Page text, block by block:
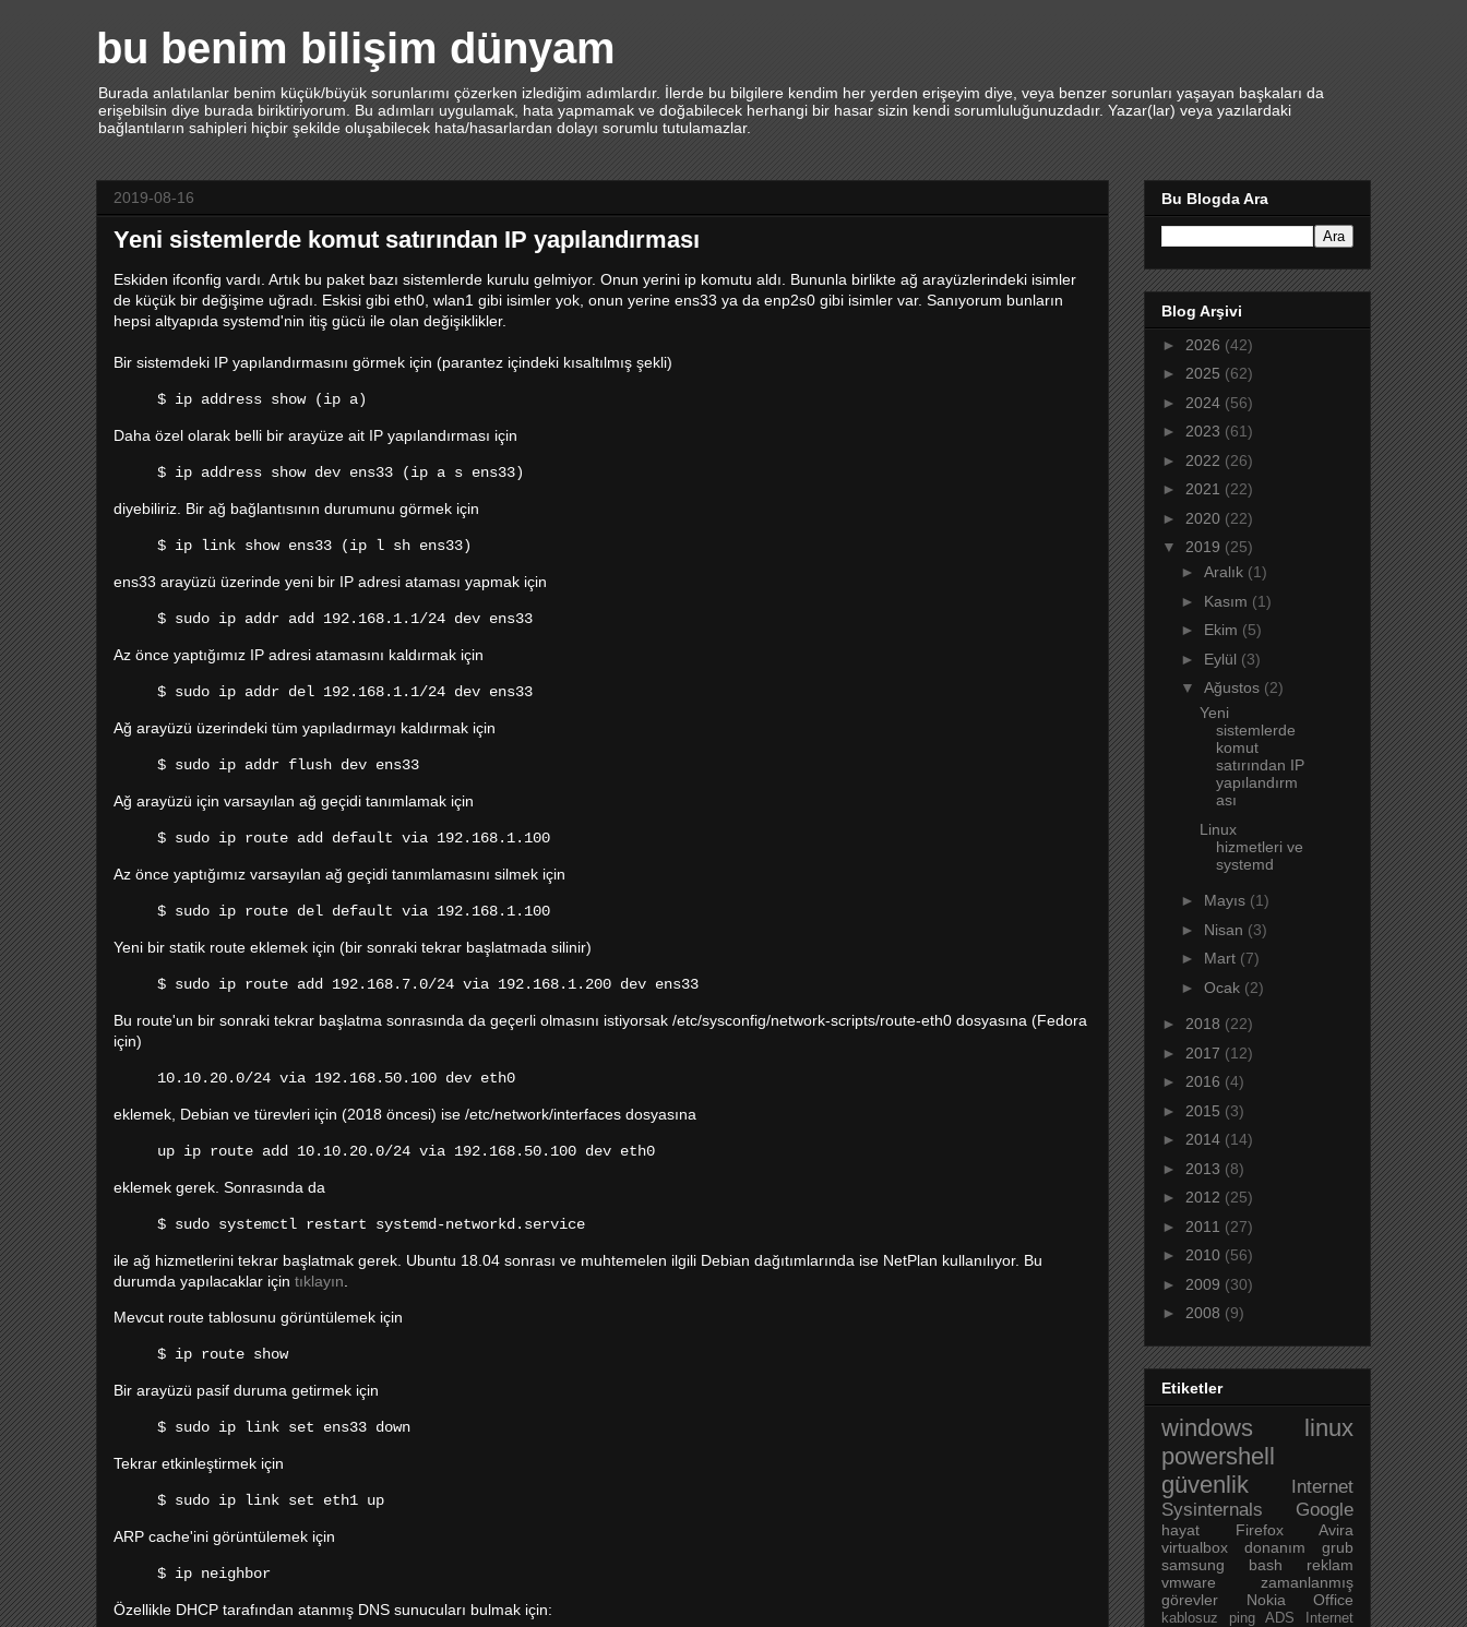
bu benim bilişim dünyam
Burada anlatılanlar benim küçük/büyük sorunlarımı çözerken izlediğim adımlardır. İlerde bu bilgilere kendim her yerden erişeyim diye, veya benzer sorunları yaşayan başkaları da
erişebilsin diye burada biriktiriyorum. Bu adımları uygulamak, hata yapmamak ve doğabilecek herhangi bir hasar sizin kendi sorumluluğunuzdadır. Yazar(lar) veya yazılardaki
bağlantıların sahipleri hiçbir şekilde oluşabilecek hata/hasarlardan dolayı sorumlu tutulamazlar.
2019-08-16
Yeni sistemlerde komut satırından IP yapılandırması
Eskiden ifconfig vardı. Artık bu paket bazı sistemlerde kurulu gelmiyor. Onun yerini ip komutu aldı. Bununla birlikte ağ arayüzlerindeki isimler
de küçük bir değişime uğradı. Eskisi gibi eth0, wlan1 gibi isimler yok, onun yerine ens33 ya da enp2s0 gibi isimler var. Sanıyorum bunların
hepsi altyapıda systemd'nin itiş gücü ile olan değişiklikler.
Bir sistemdeki IP yapılandırmasını görmek için (parantez içindeki kısaltılmış şekli)
$ ip address show (ip a)
Daha özel olarak belli bir arayüze ait IP yapılandırması için
$ ip address show dev ens33 (ip a s ens33)
diyebiliriz. Bir ağ bağlantısının durumunu görmek için
$ ip link show ens33 (ip l sh ens33)
ens33 arayüzü üzerinde yeni bir IP adresi ataması yapmak için
$ sudo ip addr add 192.168.1.1/24 dev ens33
Az önce yaptığımız IP adresi atamasını kaldırmak için
$ sudo ip addr del 192.168.1.1/24 dev ens33
Ağ arayüzü üzerindeki tüm yapıladırmayı kaldırmak için
$ sudo ip addr flush dev ens33
Ağ arayüzü için varsayılan ağ geçidi tanımlamak için
$ sudo ip route add default via 192.168.1.100
Az önce yaptığımız varsayılan ağ geçidi tanımlamasını silmek için
$ sudo ip route del default via 192.168.1.100
Yeni bir statik route eklemek için (bir sonraki tekrar başlatmada silinir)
$ sudo ip route add 192.168.7.0/24 via 192.168.1.200 dev ens33
Bu route'un bir sonraki tekrar başlatma sonrasında da geçerli olmasını istiyorsak /etc/sysconfig/network-scripts/route-eth0 dosyasına (Fedora
için)
10.10.20.0/24 via 192.168.50.100 dev eth0
eklemek, Debian ve türevleri için (2018 öncesi) ise /etc/network/interfaces dosyasına
up ip route add 10.10.20.0/24 via 192.168.50.100 dev eth0
eklemek gerek. Sonrasında da
$ sudo systemctl restart systemd-networkd.service
ile ağ hizmetlerini tekrar başlatmak gerek. Ubuntu 18.04 sonrası ve muhtemelen ilgili Debian dağıtımlarında ise NetPlan kullanılıyor. Bu
durumda yapılacaklar için tıklayın
Mevcut route tablosunu görüntülemek için
$ ip route show
Bir arayüzü pasif duruma getirmek için
$ sudo ip link set ens33 down
Tekrar etkinleştirmek için
$ sudo ip link set eth1 up
ARP cache'ini görüntülemek için
$ ip neighbor
Özellikle DHCP tarafından atanmış DNS sunucuları bulmak için:
Bu Blogda Ara
Blog Arşivi
► 2026 (42)
► 2025 (62)
► 2024 (56)
► 2023 (61)
► 2022 (26)
► 2021 (22)
► 2020 (22)
▼ 2019 (25)
► Aralık (1)
► Kasım (1)
► Ekim (5)
► Eylül (3)
▼ Ağustos (2)
Yeni
sistemlerde
komut
satırından IP
yapılandırm
ası
Linux
hizmetleri ve
systemd
► Mayıs (1)
► Nisan (3)
► Mart (7)
► Ocak (2)
► 2018 (22)
► 2017 (12)
► 2016 (4)
► 2015 (3)
► 2014 (14)
► 2013 (8)
► 2012 (25)
► 2011 (27)
► 2010 (56)
► 2009 (30)
► 2008 (9)
Etiketler
windows
linux
powershell
güvenlik
Internet
Sysinternals
Google
hayat Firefox
Avira
virtualbox
donanım
grub
samsung
bash
reklam
vmware
zamanlanmış
görevler
Nokia Office
kablosuz ping ADS
Internet